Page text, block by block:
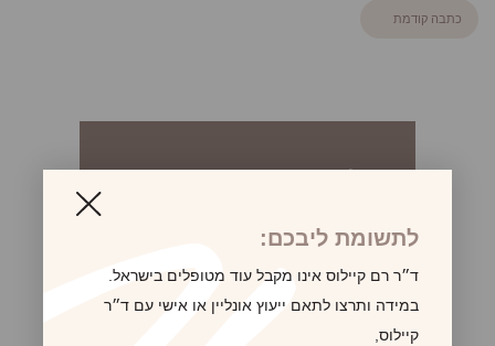
כתבה קודמת
לקביעת פגישת ייעוץ
לתשומת ליבכם:
ד״ר רם קיילוס אינו מקבל עוד מטופלים בישראל.
במידה ותרצו לתאם ייעוץ אונליין או אישי עם ד״ר
קיילוס,